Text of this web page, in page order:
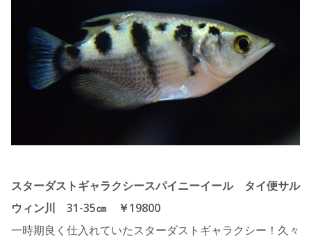
スターダストギャラクシースパイニーイール タイ便サル
ウィン川 31-35㎝ ￥19800
一時期良く仕入れていたスターダストギャラクシー！久々